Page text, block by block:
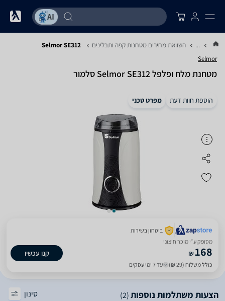
... השוואת מחירים מטחנות קפה ותבלינים Selmor SE312
Selmor
מטחנת ‏מלח ופלפל Selmor SE312 סלמור
הוספת חוות דעת מפרט טכני
ביטחון בשירות
מסופק ע״י מוכר חיצוני
₪168
כולל משלוח (29 ₪) עד 7 ימי עסקים
קנו עכשיו
הצעות משתלמות נוספות(2) סינון